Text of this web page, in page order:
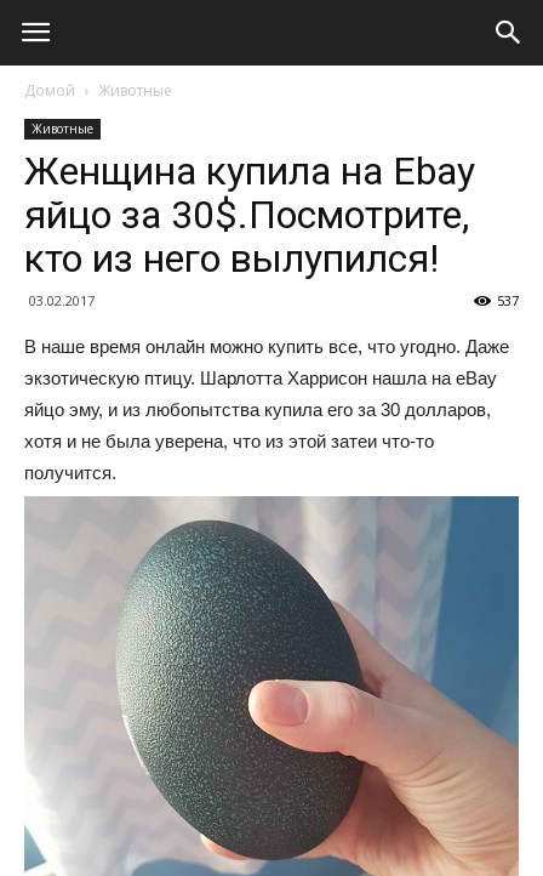
Домой Животные
Животные
Женщина купила на Ebay
яйцо за 30$.Посмотрите,
кто из него вылупился!
03.02.2017 537
В наше время онлайн можно купить все, что угодно. Даже
экзотическую птицу. Шарлотта Харрисон нашла на еВау
яйцо эму, и из любопытства купила его за 30 долларов,
хотя и не была уверена, что из этой затеи что-то
получится.